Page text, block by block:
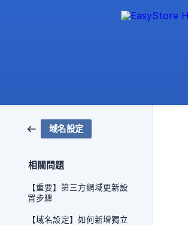
域名設定
相關問題
【重要】第三方網域更新設
置步驟
【域名設定】如何新增獨立